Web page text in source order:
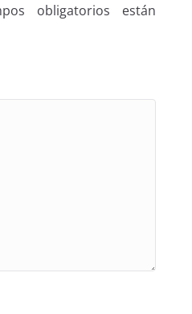
obligatorios están